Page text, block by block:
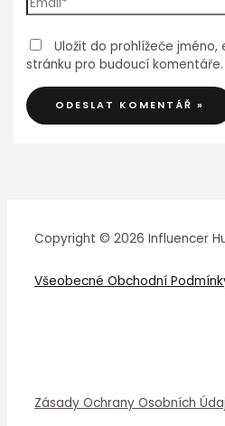
Uložit do prohlížeče
stránku pro budoucí komentáře.
Copyright © 2026 Influencer
Všeobecné Obchodní
Zásady Ochrany Osobních